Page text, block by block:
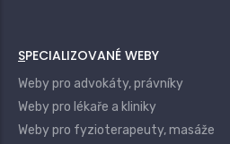
SPECIALIZOVANÉ WEBY
Weby pro advokáty, právníky
Weby pro lékaře a kliniky
Weby pro fyzioterapeuty, masáže